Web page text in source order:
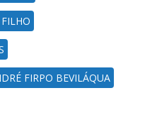
FIRPO BEVILÁQUA